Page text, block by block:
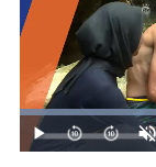
Mainkan